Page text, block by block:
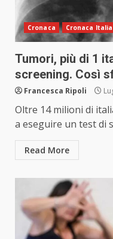
Cronaca Cronaca Italia
Tumori, più di 1
screening. Così
Francesca Ripoli
Oltre 14 milioni di
a eseguire un test di
Read More